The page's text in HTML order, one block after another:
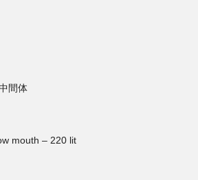
間体
mouth – 220 lit